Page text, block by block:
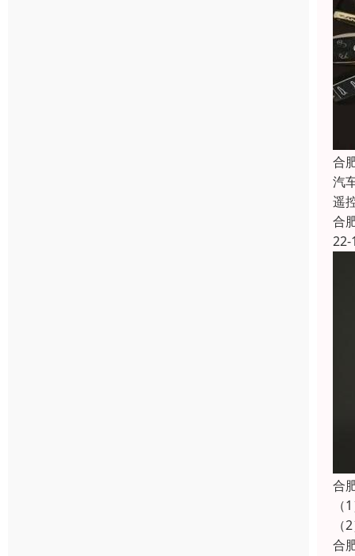
合
汽
遥
合
22-
合
合